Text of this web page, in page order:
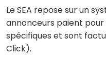
Le SEA repose sur un
annonceurs paient
spécifiques et sont
Click).